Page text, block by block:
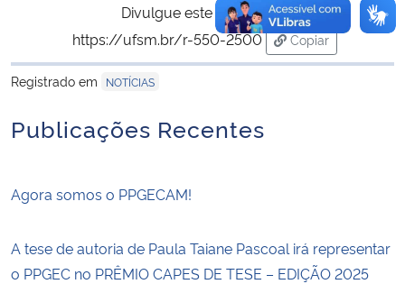
Divulgue este conteúdo:
https://ufsm.br/r-550-2500
Copiar
para área de
Registrado em
NOTÍCIAS
Publicações Recentes
Agora somos o PPGECAM!
A tese de autoria de Paula Taiane Pascoal irá representar
o PPGEC no PRÊMIO CAPES DE TESE – EDIÇÃO 2025